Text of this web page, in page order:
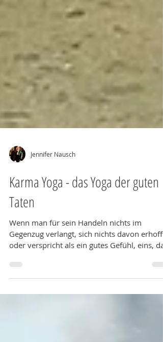
Karma Yoga - das Yoga der guten
Taten
Wenn man für sein Handeln nichts im
Gegenzug verlangt, sich nichts davon erhofft
oder verspricht als ein gutes Gefühl, eins, das